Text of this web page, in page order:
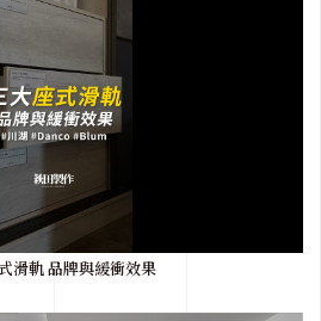
滑軌 品牌與緩衝效果